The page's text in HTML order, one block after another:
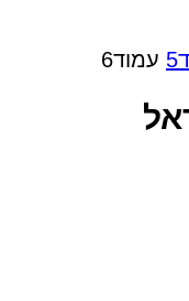
5 עמוד6